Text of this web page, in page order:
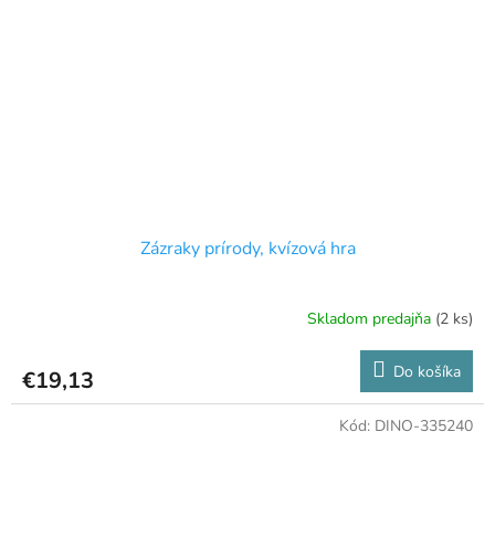
Zázraky prírody, kvízová hra
Skladom predajňa (2 ks)
€19,13 Do košíka
Kód: DINO-335240